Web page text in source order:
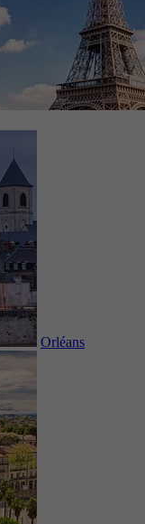
Orléans